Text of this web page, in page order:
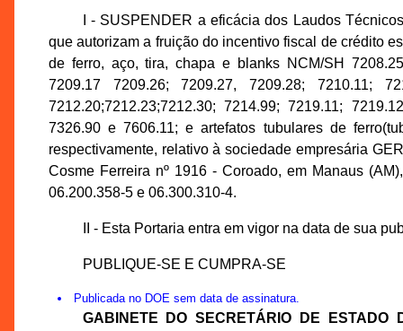
I - SUSPENDER a eficácia dos Laudos
que autorizam a fruição do incentivo fiscal de crédito
de ferro, aço, tira, chapa e blanks NCM/SH
7209.17 7209.26; 7209.27, 7209.28; 7210.11;
7212.20;7212.23;7212.30; 7214.99; 7219.11;
7326.90 e 7606.11; e artefatos tubulares de
respectivamente, relativo à sociedade empresária
Cosme Ferreira nº 1916 - Coroado, em Manaus
06.200.358-5 e 06.300.310-4.
II - Esta Portaria entra em vigor na data de sua
PUBLIQUE-SE E CUMPRA-SE
Publicada no DOE sem data de assinatura.
GABINETE DO SECRETÁRIO DE ESTADO